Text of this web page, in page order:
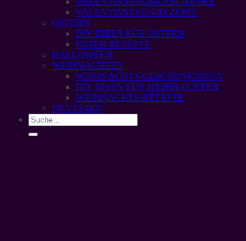
VALENTINSTAGS-REZEPTE
OSTERN
DIY IDEEN FÜR OSTERN
OSTER-REZEPTE
HALLOWEEN
WEIHNACHTEN
WEIHNACHTS-GESCHENKIDEEN
DIY IDEEN FÜR WEIHNACHTEN
WEIHNACHTS-REZEPTE
SILVESTER